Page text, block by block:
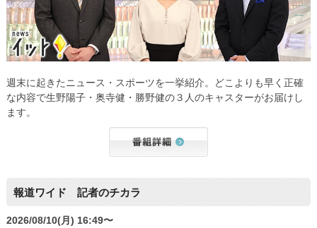
週末に起きたニュース・スポーツを一挙紹介。どこよりも早く正確
な内容で生野陽子・奥寺健・勝野健の３人のキャスターがお届けし
ます。
報道ワイド 記者のチカラ
2026/08/10(月) 16:49〜